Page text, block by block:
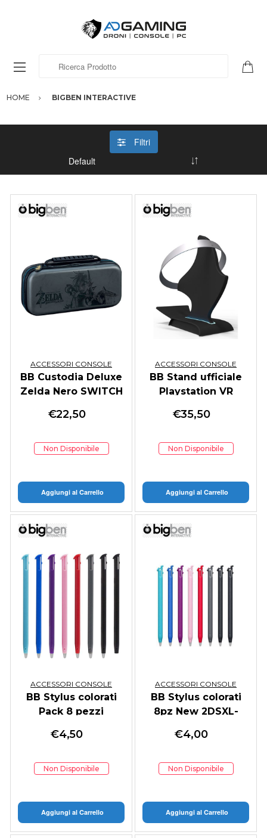
HOME BIGBEN INTERACTIVE
Filtri
ACCESSORI CONSOLE
BB Custodia Deluxe
Zelda Nero SWITCH
€22,50
Non Disponibile
Aggiungi al Carrello
ACCESSORI CONSOLE
BB Stand ufficiale
Playstation VR
€35,50
Non Disponibile
Aggiungi al Carrello
ACCESSORI CONSOLE
BB Stylus colorati
Pack 8 pezzi
€4,50
Non Disponibile
Aggiungi al Carrello
ACCESSORI CONSOLE
BB Stylus colorati
8pz New 2DSXL-
€4,00
Non Disponibile
Aggiungi al Carrello